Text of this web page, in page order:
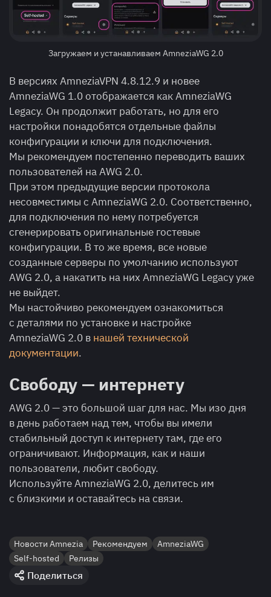
Загружаем и устанавливаем AmneziaWG 2.0
В версиях AmneziaVPN 4.8.12.9 и новее
AmneziaWG 1.0 отображается как AmneziaWG
Legacy. Он продолжит работать, но для его
настройки понадобятся отдельные файлы
конфигурации и ключи для подключения.
Мы рекомендуем постепенно переводить ваших
пользователей на AWG 2.0.
При этом предыдущие версии протокола
несовместимы с AmneziaWG 2.0. Соответственно,
для подключения по нему потребуется
сгенерировать оригинальные гостевые
конфигурации. В то же время, все новые
созданные серверы по умолчанию используют
AWG 2.0, а накатить на них AmneziaWG Legacy уже
не выйдет.
Мы настойчиво рекомендуем ознакомиться
с деталями по установке и настройке
AmneziaWG 2.0 в нашей технической
документации.
Свободу — интернету
AWG 2.0 — это большой шаг для нас. Мы изо дня
в день работаем над тем, чтобы вы имели
стабильный доступ к интернету там, где его
ограничивают. Информация, как и наши
пользователи, любит свободу.
Используйте AmneziaWG 2.0, делитесь им
с близкими и оставайтесь на связи.
Новости Amnezia Рекомендуем
AmneziaWG
Self-hosted
Релизы
Поделиться